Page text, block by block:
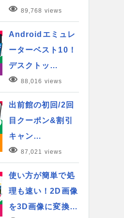
89,768 views
Androidエミュレ
ーターベスト10！
デスクトッ…
88,016 views
出前館の初回/2回
目クーポン&割引
キャン…
87,021 views
使い方が簡単で処
理も速い！2D画像
を3D画像に変換…